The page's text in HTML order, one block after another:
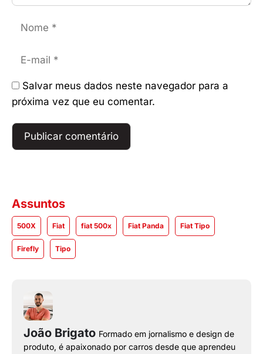
mail
Salvar meus dados neste navegador para a
próxima vez que eu comentar.
Assuntos
500X Fiat fiat 500x Fiat Panda Fiat Tipo
Firefly Tipo
João Brigato Formado em jornalismo e design de
produto, é apaixonado por carros desde que aprendeu